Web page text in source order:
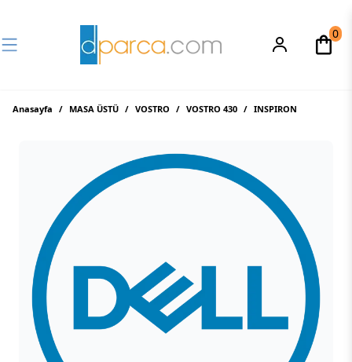
0
Anasayfa / MASA ÜSTÜ / VOSTRO / VOSTRO 430 / INSPIRON